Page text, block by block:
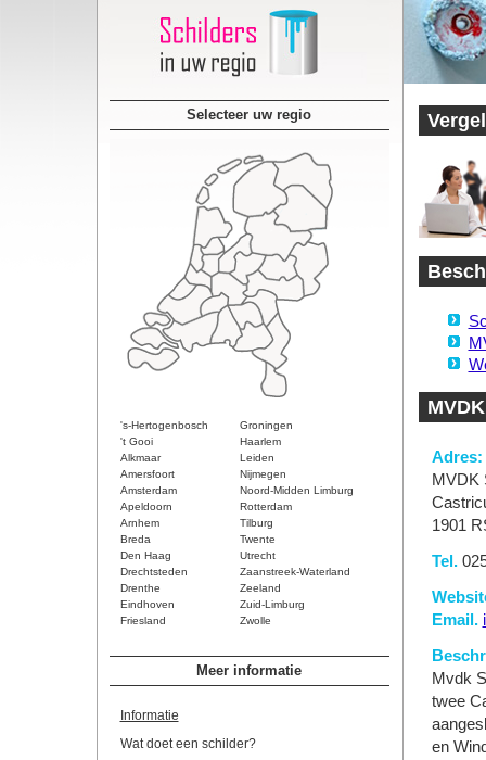
Selecteer uw regio
's-Hertogenbosch
Groningen
't Gooi
Haarlem
Alkmaar
Leiden
Amersfoort
Nijmegen
Amsterdam
Noord-Midden Limburg
Apeldoorn
Rotterdam
Arnhem
Tilburg
Breda
Twente
Den Haag
Utrecht
Drechtsteden
Zaanstreek-Waterland
Drenthe
Zeeland
Eindhoven
Zuid-Limburg
Friesland
Zwolle
Meer informatie
Informatie
Wat doet een schilder?
Adres:
MVDK
1901
Tel.
Email.
Mvdk
twee
en